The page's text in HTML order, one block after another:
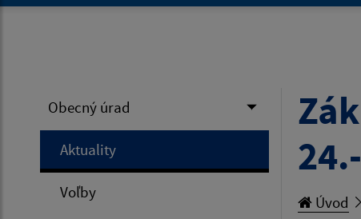
Obecný úrad
Aktuality
Voľby
Úvod